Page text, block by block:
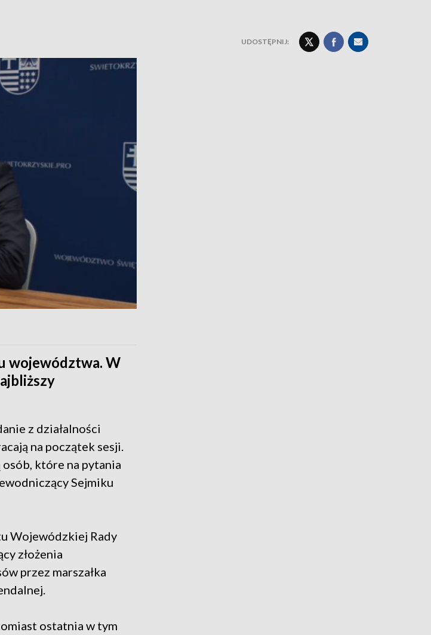
UDOSTĘPNIJ:
województwa. W
z działalności
na początek sesji.
które na pytania
Sejmiku
Wojewódzkiej Rady
złożenia
przez marszałka
ostatnia w tym